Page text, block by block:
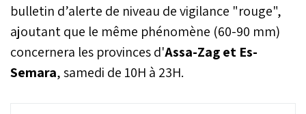
bulletin d’alerte de niveau de vigilance "rouge",
ajoutant que le même phénomène (60-90 mm)
concernera les provinces d'Assa-Zag et Es-
Semara, samedi de 10H à 23H.